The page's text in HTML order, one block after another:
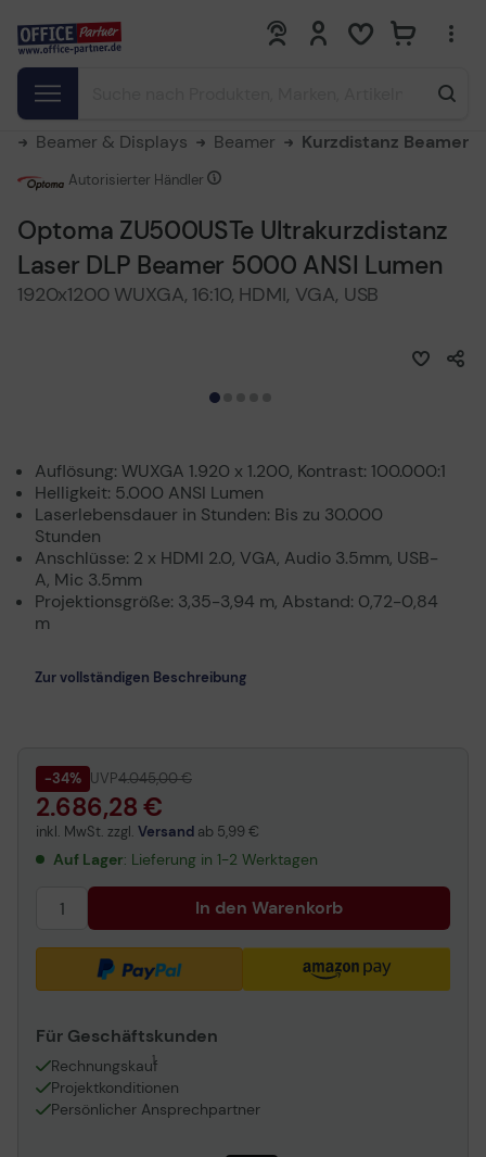
0 0
Beamer & Displays Beamer Kurzdistanz Beamer
Optoma ZU500USTe Ultrakurzdistanz
Laser DLP Beamer 5000 ANSI Lumen
1920x1200 WUXGA, 16:10, HDMI, VGA, USB
Autorisierter Händler
Auflösung: WUXGA 1.920 x 1.200, Kontrast: 100.000:1
Helligkeit: 5.000 ANSI Lumen
Laserlebensdauer in Stunden: Bis zu 30.000
Stunden
Anschlüsse: 2 x HDMI 2.0, VGA, Audio 3.5mm, USB-
A, Mic 3.5mm
Projektionsgröße: 3,35-3,94 m, Abstand: 0,72-0,84
m
Zur vollständigen Beschreibung
-34% UVP4.045,00 €
2.686,28 €
inkl. MwSt. zzgl. Versand ab 5,99 €
Auf Lager: Lieferung in 1-2 Werktagen
In den Warenkorb
Für Geschäftskunden
Rechnungskauf
1
Projektkonditionen
Persönlicher Ansprechpartner